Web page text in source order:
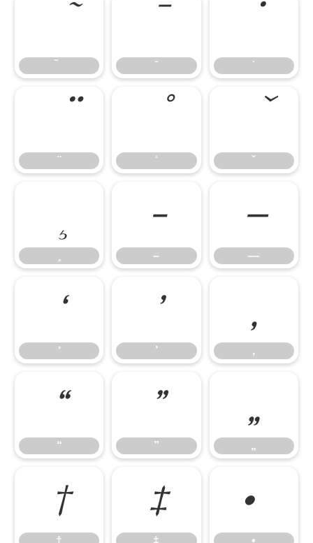
–
–
—
—
‘ ’
‚
‚
“
“
”
”
„
„
†
†
‡
‡
•
•